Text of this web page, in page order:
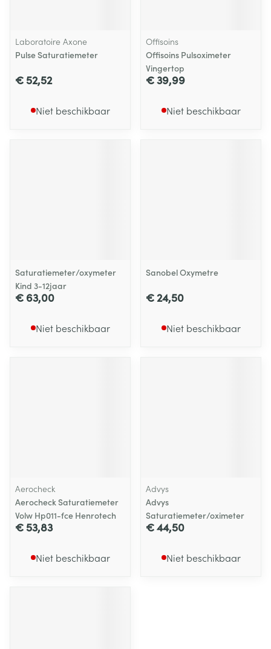
Laboratoire Axone
Pulse Saturatiemeter
€ 52,52
Niet beschikbaar
Offisoins
Offisoins Pulsoximeter
Vingertop
€ 39,99
Niet beschikbaar
Saturatiemeter/oxymeter
Kind 3-12jaar
€ 63,00
Niet beschikbaar
Sanobel Oxymetre
€ 24,50
Niet beschikbaar
Aerocheck
Aerocheck Saturatiemeter
Volw Hp011-fce Henrotech
€ 53,83
Niet beschikbaar
Advys
Advys
Saturatiemeter/oximeter
€ 44,50
Niet beschikbaar